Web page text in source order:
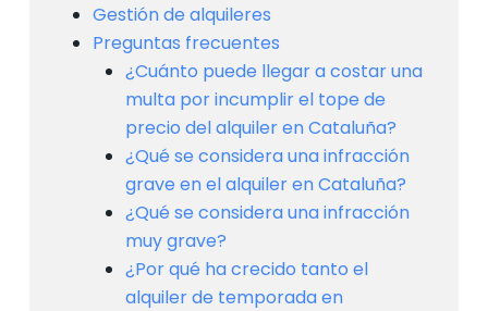
Gestión de alquileres
Preguntas frecuentes
¿Cuánto puede llegar a costar una
multa por incumplir el tope de
precio del alquiler en Cataluña?
¿Qué se considera una infracción
grave en el alquiler en Cataluña?
¿Qué se considera una infracción
muy grave?
¿Por qué ha crecido tanto el
alquiler de temporada en